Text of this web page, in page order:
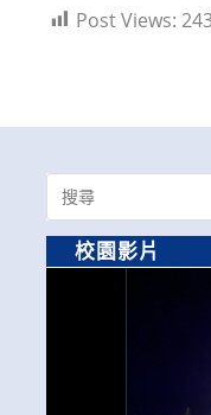
Post Views:
Search
for:
校園影片